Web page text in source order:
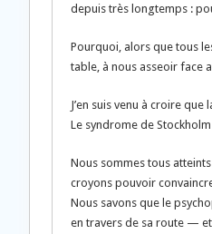
depuis très longtemps :
Pourquoi, alors que tous
table, à nous asseoir face
J’en suis venu à croire
Le syndrome de Stockholm
Nous sommes tous
croyons pouvoir
Nous savons que le
en travers de sa route —